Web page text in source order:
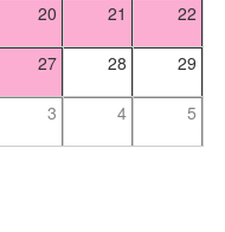
20 21 22
27 28 29
3 4 5